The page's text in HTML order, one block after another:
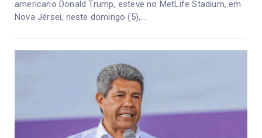
americano Donald Trump, esteve no MetLife Stadium, em
Nova Jérsei, neste domingo (5),...